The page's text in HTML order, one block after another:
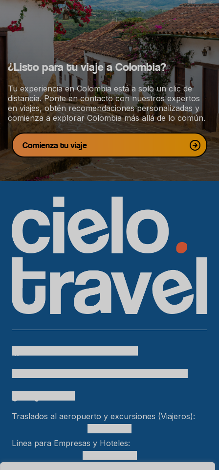
a
c
ó
n
¿Listo para tu viaje a Colombia?
Tu experiencia en Colombia está a solo un clic de
distancia. Ponte en contacto con nuestros expertos
en viajes, obtén recomendaciones personalizadas y
comienza a explorar Colombia más allá de lo común.
Comienza tu viaje
Traslados al aeropuerto y excursiones (Viajeros):
Línea para Empresas y Hoteles: